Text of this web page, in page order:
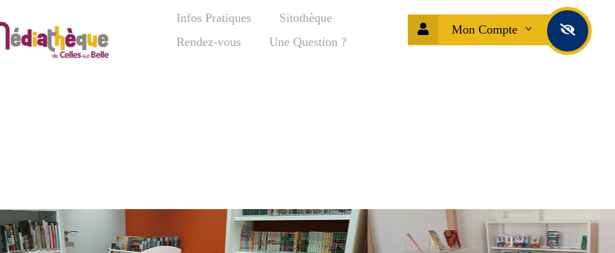
Infos Pratiques
Sitothèque
Rendez-vous
Une Question ?
Mon Compte